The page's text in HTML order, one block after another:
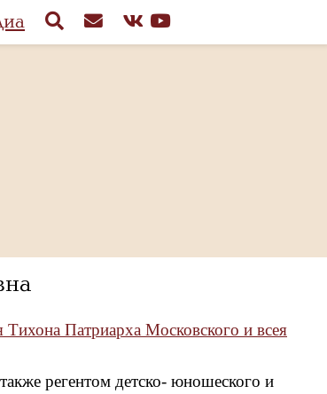
Патриарха Московского и всея
регентом детско- юношеского и